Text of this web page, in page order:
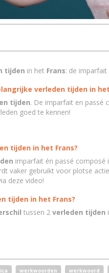
tijden in het Frans: de
verleden tijdenin het
tijden. De imparfait en passé
goed te kennen!
tijden in het Frans?
imparfait én passé composé
vaker gebruikt voor plotse
deze video!
tijden in het Frans?
tussen 2 verleden tijden
werkwoorden werkwoord